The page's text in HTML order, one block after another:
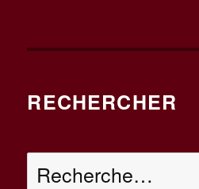
RECHERCHER
Recherche